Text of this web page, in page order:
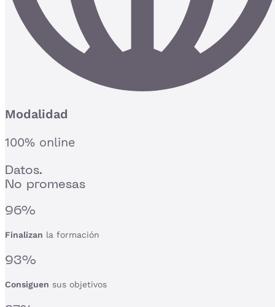
Modalidad
100% online
Datos.
No promesas
96%
Finalizan la formación
93%
Consiguen sus objetivos